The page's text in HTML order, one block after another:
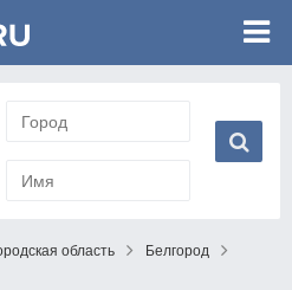
область
Белгород